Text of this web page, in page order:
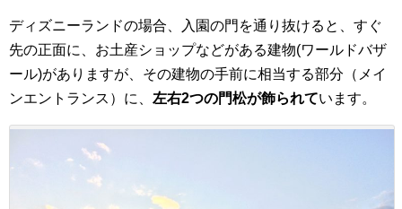
ディズニーランドの場合、入園の門を通り抜けると、すぐ
先の正面に、お土産ショップなどがある建物(ワールドバザ
ール)がありますが、その建物の手前に相当する部分（メイ
ンエントランス）に、 左右2つの門松が飾られています。